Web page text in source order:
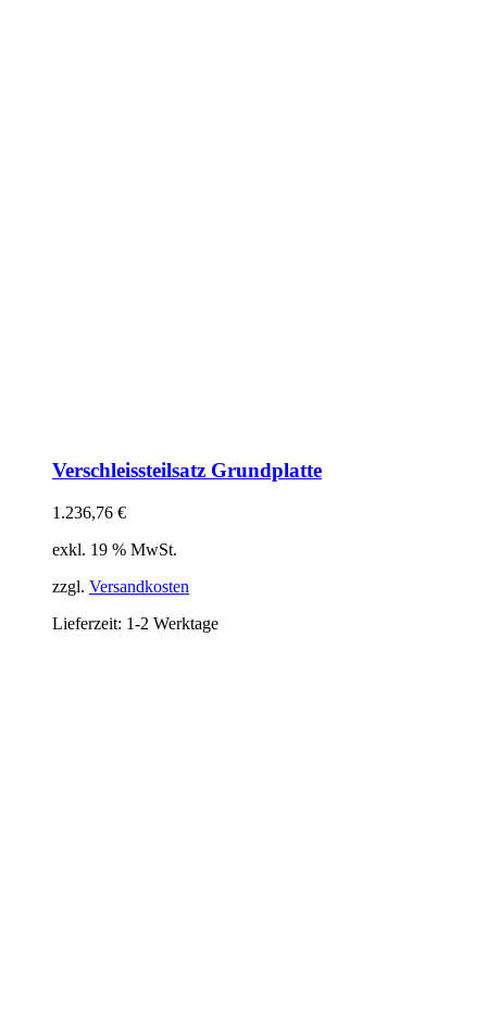
Verschleissteilsatz Grundplatte
1.236,76 €
exkl. 19 % MwSt.
zzgl. Versandkosten
Lieferzeit: 1-2 Werktage